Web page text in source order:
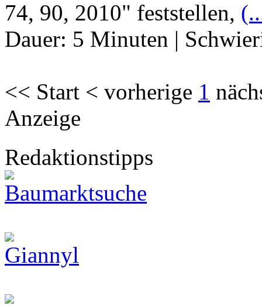
74, 90, 2010" feststellen,
Dauer: 5 Minuten |
<< Start < vorherige 1
Anzeige
Redaktionstipps